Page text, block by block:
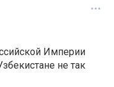
Империи
не так